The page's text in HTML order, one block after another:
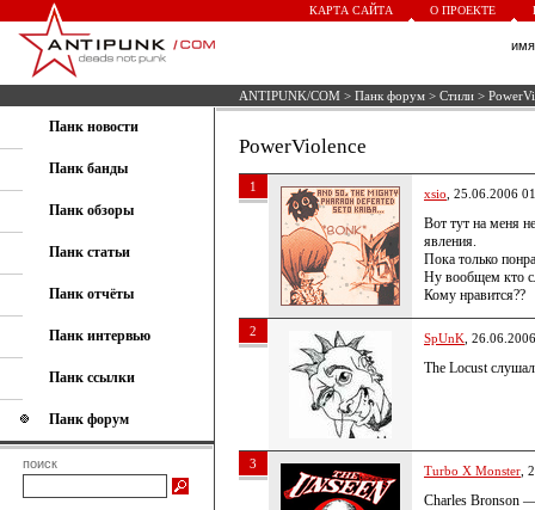
КАРТА САЙТА О ПРОЕКТЕ
ANTIPUNK/COM > Панк форум > Стили >
Панк новости
Панк банды
Панк обзоры
Панк статьи
Панк отчёты
Панк интервью
Панк ссылки
Панк форум
поиск
PowerViolence
1 xsio , 25.06.2006
Вот тут на меня
явления.
Пока только
Ну вообщем кто
Кому нравится??
2 SpUnK ,
The Locust
3 Turbo X Monster ,
Charles Bronson